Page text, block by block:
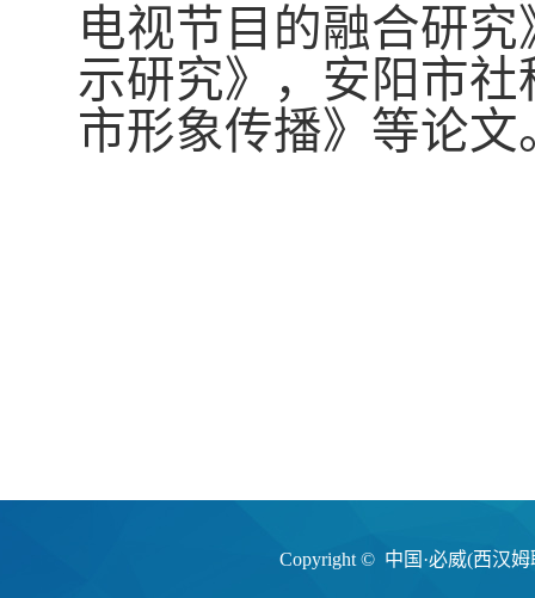
电视节目的融合研
示研究》，安阳市社
市形象传播》等论文
Copyright © 中国·必威(西汉